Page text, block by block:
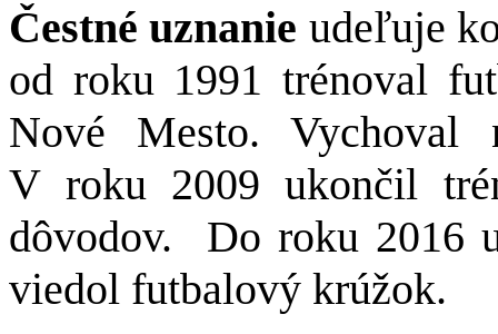
Čestné uznanie udeľuje
od roku 1991 trénoval
Nové Mesto. Vychoval
V roku 2009 ukončil
dôvodov.
Do roku 2016
viedol futbalový krúžok.